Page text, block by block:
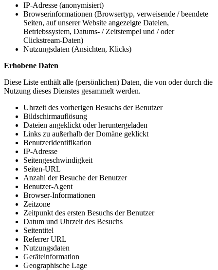
IP-Adresse (anonymisiert)
Browserinformationen (Browsertyp, verweisende / beendete
Seiten, auf unserer Website angezeigte Dateien,
Betriebssystem, Datums- / Zeitstempel und / oder
Clickstream-Daten)
Nutzungsdaten (Ansichten, Klicks)
Erhobene Daten
Diese Liste enthält alle (persönlichen) Daten, die von oder durch die
Nutzung dieses Dienstes gesammelt werden.
Uhrzeit des vorherigen Besuchs der Benutzer
Bildschirmauflösung
Dateien angeklickt oder heruntergeladen
Links zu außerhalb der Domäne geklickt
Benutzeridentifikation
IP-Adresse
Seitengeschwindigkeit
Seiten-URL
Anzahl der Besuche der Benutzer
Benutzer-Agent
Browser-Informationen
Zeitzone
Zeitpunkt des ersten Besuchs der Benutzer
Datum und Uhrzeit des Besuchs
Seitentitel
Referrer URL
Nutzungsdaten
Geräteinformation
Geographische Lage